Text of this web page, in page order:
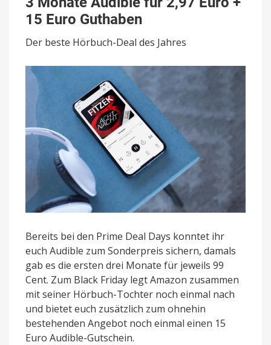
Audible
für
Euro
15
Euro
Guthaben
15 Euro Guthaben
Der beste Hörbuch-Deal des Jahres
Bereits bei den Prime Deal Days konntet ihr
euch Audible zum Sonderpreis sichern, damals
gab es die ersten drei Monate für jeweils 99
Cent. Zum Black Friday legt Amazon zusammen
mit seiner Hörbuch-Tochter noch einmal nach
und bietet euch zusätzlich zum ohnehin
bestehenden Angebot noch einmal einen 15
Euro Audible-Gutschein.